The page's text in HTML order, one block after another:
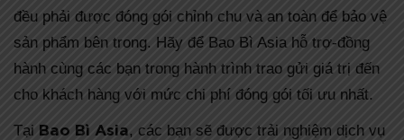
đều phải được đóng gói chỉnh chu và an toàn để bảo vệ
sản phẩm bên trong. Hãy để Bao Bì Asia hỗ trợ-đồng
hành cùng các bạn trong hành trình trao gửi giá trị đến
cho khách hàng với mức chi phí đóng gói tối ưu nhất.
Tại Bao Bì Asia, các bạn sẽ được trải nghiệm dịch vụ